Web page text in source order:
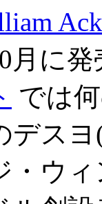
月に
では
デスヨ
・ウ